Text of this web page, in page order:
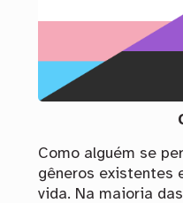
Como alguém se
gêneros existentes
vida. Na maioria